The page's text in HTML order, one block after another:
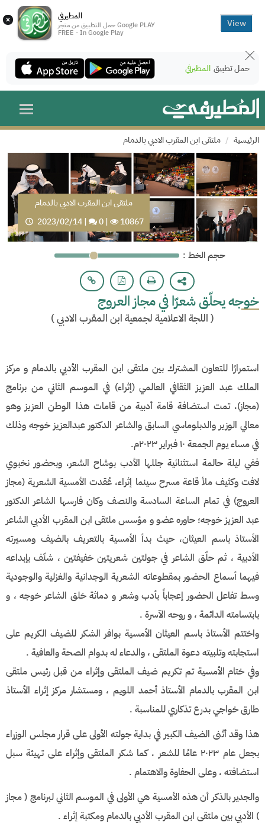
× المطيرفي
حمل التطبيق من متجر Google PLAY
FREE - In Google Play
View
حمل تطبيق المطيرفي
الرئيسية ملتقى ابن المقرب الادبي بالدمام
ملتقى ابن المقرب الادبي بالدمام
2023/02/14| 0| 10867
: حجم الخط
خوجه يحلّق شعرّا في مجاز العروج
( اللجة الاعلامية لجمعية ابن المقرب الادبي)
استمرارًا للتعاون المشترك بين ملتقى ابن المقرب الأدبي بالدمام و مركز
الملك عبد العزيز الثقافي العالمي (إثراء) في الموسم الثاني من برنامج
(مجاز)، تمت استضافة قامة أدبية من قامات هذا الوطن العزيز وهو
معالي الوزير والدبلوماسي السابق والشاعر الدكتور عبدالعزيز خوجه وذلك
في مساء يوم الجمعة ١٠ فبراير ٢٠٢٣م.
ففي ليلة حالمة استثنائية جللها الأدب بوشاح الشعر، وبحضور نخبوي
لافت وكثيف ملأ قاعة مسرح سينما إثراء، عُقدت الأمسية الشعرية (مجاز
العروج) في تمام الساعة السادسة والنصف وكان فارسها الشاعر الدكتور
عبد العزيز خوجه؛ حاوره عضو و مؤسس ملتقى ابن المقرب الأدبي الشاعر
الأستاذ باسم العيثان، حيث بدأ الأمسية بالتعريف بالضيف ومسيرته
الأدبية ، ثم حلّق الشاعر في جولتين شعريتين خفيفتين ، شنّف بإبداعه
فيهما أسماع الحضور بمقطوعاته الشعرية الوجدانية والغزلية والوجودية
وسط تفاعل الحضور إعجاباً بأدب وشعر و دماثة خلق الشاعر خوجه ، و
بابتسامته الدائمة ، و روحه الآسرة .
واختتم الأستاذ باسم العيثان الأمسية بوافر الشكر للضيف الكريم على
استجابته وتلبيته دعوة الملتقى ، والدعاء له بدوام الصحة والعافية .
وفي ختام الأمسية تم تكريم ضيف الملتقى وإثراء من قبل رئيس ملتقى
ابن المقرب بالدمام الأستاذ أحمد اللويم ، ومستشار مركز إثراء الأستاذ
طارق خواجي بدرع تذكاري للمناسبة .
هذا وقد أثنى الضيف الكبير في بداية جولته الأولى على قرار مجلس الوزراء
بجعل عام ٢٠٢٣ عامًا للشعر ، كما شكر الملتقى وإثراء على تهيئة سبل
استضافته ، وعلى الحفاوة والاهتمام .
والجدير بالذكر أن هذه الأمسية هي الأولى في الموسم الثاني لبرنامج ( مجاز
) الأدبي بين ملتقى ابن المقرب الأدبي بالدمام ومكتبة إثراء .